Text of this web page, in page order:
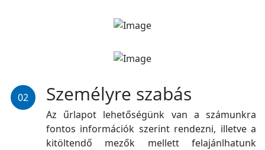
02 Személyre szabás
Az űrlapot lehetőségünk van a számunkra
fontos információk szerint rendezni, illetve a
kitöltendő mezők mellett felajánlhatunk